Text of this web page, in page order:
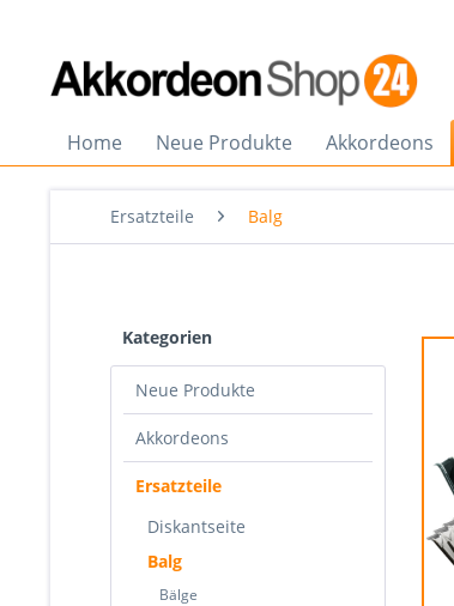
Home Neue Produkte Akkordeons
Ersatzteile Balg
Kategorien
Neue Produkte
Akkordeons
Ersatzteile
Diskantseite
Balg
Bälge